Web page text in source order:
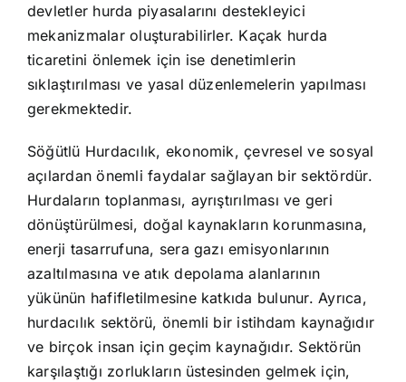
devletler hurda piyasalarını destekleyici
mekanizmalar oluşturabilirler. Kaçak hurda
ticaretini önlemek için ise denetimlerin
sıklaştırılması ve yasal düzenlemelerin yapılması
gerekmektedir.
Söğütlü Hurdacılık, ekonomik, çevresel ve sosyal
açılardan önemli faydalar sağlayan bir sektördür.
Hurdaların toplanması, ayrıştırılması ve geri
dönüştürülmesi, doğal kaynakların korunmasına,
enerji tasarrufuna, sera gazı emisyonlarının
azaltılmasına ve atık depolama alanlarının
yükünün hafifletilmesine katkıda bulunur. Ayrıca,
hurdacılık sektörü, önemli bir istihdam kaynağıdır
ve birçok insan için geçim kaynağıdır. Sektörün
karşılaştığı zorlukların üstesinden gelmek için,